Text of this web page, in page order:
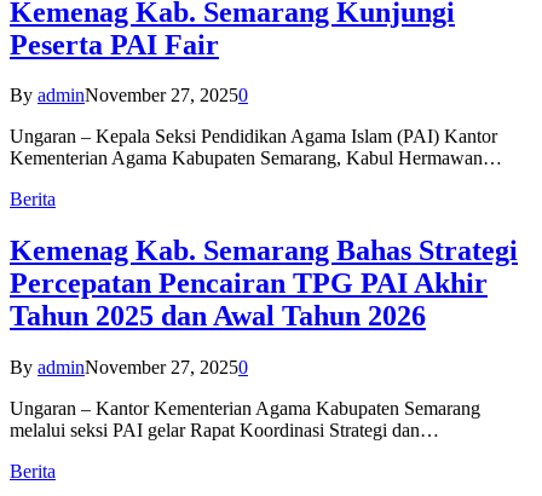
Kemenag Kab. Semarang Kunjungi
Peserta PAI Fair
By adminNovember 27, 20250
Ungaran – Kepala Seksi Pendidikan Agama Islam (PAI) Kantor
Kementerian Agama Kabupaten Semarang, Kabul Hermawan…
Berita
Kemenag Kab. Semarang Bahas Strategi
Percepatan Pencairan TPG PAI Akhir
Tahun 2025 dan Awal Tahun 2026
By adminNovember 27, 20250
Ungaran – Kantor Kementerian Agama Kabupaten Semarang
melalui seksi PAI gelar Rapat Koordinasi Strategi dan…
Berita